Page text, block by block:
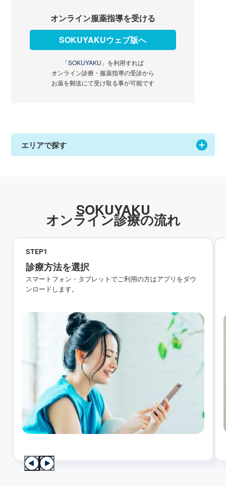
オンライン服薬指導を受ける
SOKUYAKUウェブ版へ
「SOKUYAKU」 を利用すれば
オンライン診療・服薬指導の受診から
お薬を郵送にて受け取る事が可能です
エリアで探す
SOKUYAKU
オンライン診療の流れ
STEP1
診療方法を選択
スマートフォン・タブレットでご利用の方はアプリをダウ
ンロードします。